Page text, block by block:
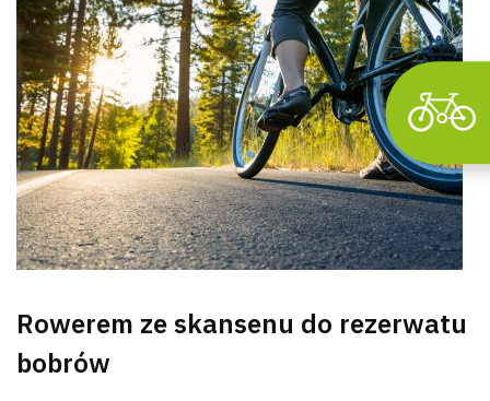
Rowerem ze skansenu do rezerwatu
bobrów